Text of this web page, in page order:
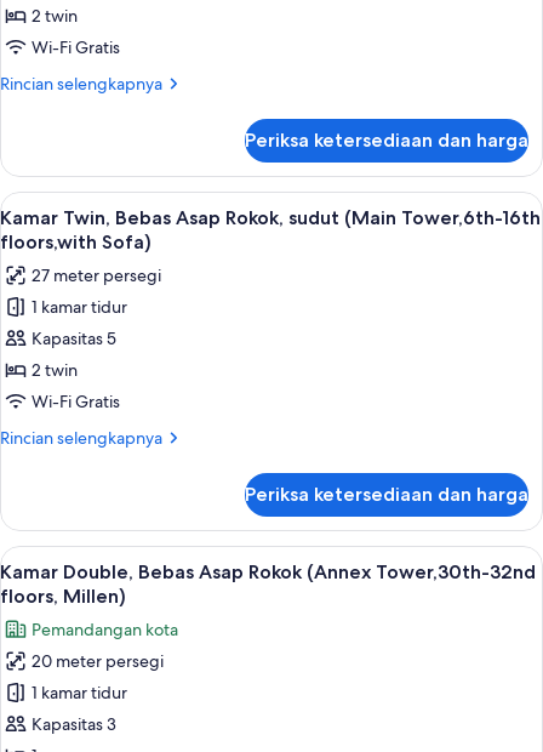
Sofa,
27th
floors)
Bebas
Asap
Rokok
18th-
27th
floors)
2 twin
Wi-Fi Gratis
Rincian selengkapnya
Rincian
Kamar
Twin,
Bebas
Asap
(Main
Tower,
18th-
27th
floors)
Periksa ketersediaan dan harga
Lihat
semua
foto
untuk
Kamar
Twin,
Bebas
Asap
Rokok,
Tower,6th-
16th
floors,with
Sofa)
Kamar Twin, Bebas Asap Rokok,
9
Kamar Twin, Bebas Asap Rokok, sudut (Main Tower,6th-16th
floors,with Sofa)
27 meter persegi
1 kamar tidur
Kapasitas 5
2 twin
Wi-Fi Gratis
Rincian selengkapnya
Rincian
Kamar
Twin,
Bebas
Asap
sudut
(Main
Tower,6th-
16th
floors,with
Periksa ketersediaan dan harga
Lihat
semua
foto
untuk
Kamar
Double,
Bebas
Brankas, ruang kerja ramah laptop,
13
Kamar Double, Bebas Asap Rokok (Annex Tower,30th-32nd
floors, Millen)
Pemandangan kota
20 meter persegi
1 kamar tidur
Kapasitas 3